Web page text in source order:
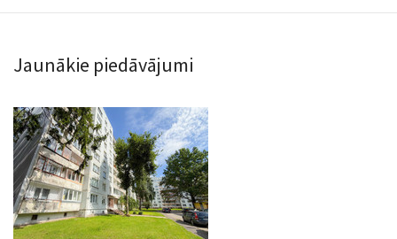
Jaunākie piedāvājumi